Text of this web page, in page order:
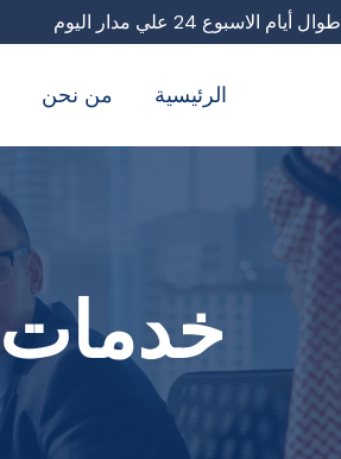
طوال أيام الاسبوع 24 علي مدار اليوم
الرئيسية من نحن